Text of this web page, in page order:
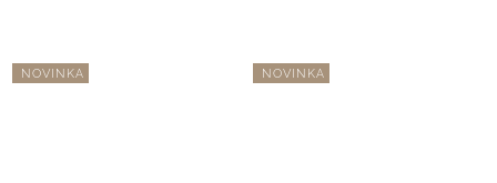
NOVINKA NOVINKA